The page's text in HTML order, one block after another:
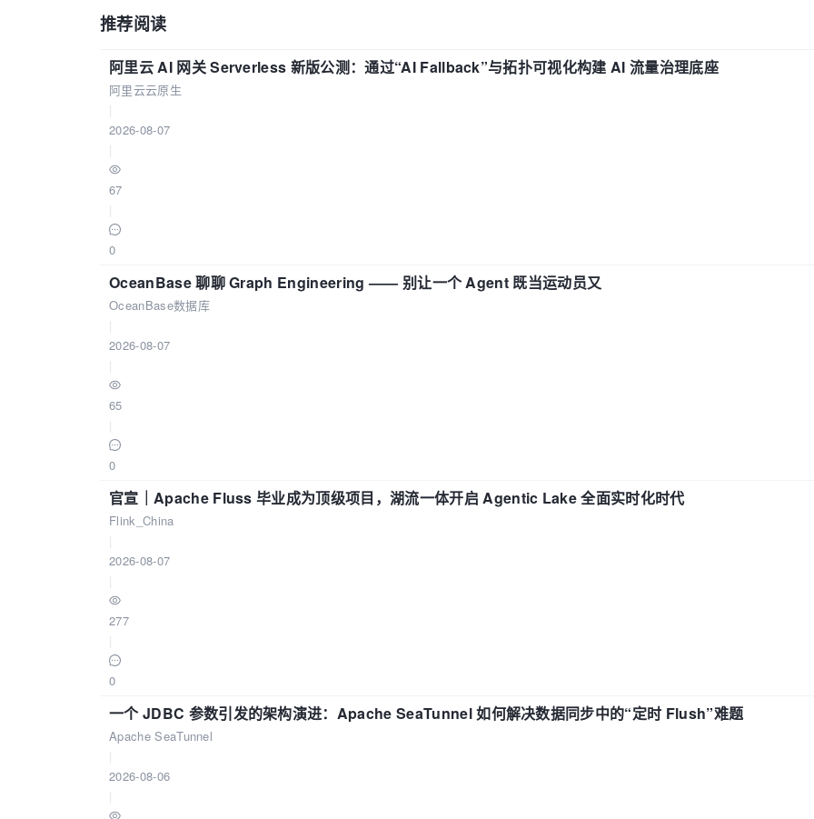
推荐阅读
阿里云 AI 网关 Serverless 新版公测：通过“AI Fallback”与拓扑可视化构建 AI 流量治理底座
阿里云云原生
2026-08-07
67
0
OceanBase 聊聊 Graph Engineering —— 别让一个 Agent 既当运动员又
OceanBase数据库
2026-08-07
65
0
官宣｜Apache Fluss 毕业成为顶级项目，湖流一体开启 Agentic Lake 全面实时化时代
Flink_China
2026-08-07
277
0
一个 JDBC 参数引发的架构演进：Apache SeaTunnel 如何解决数据同步中的“定时 Flush”难题
Apache SeaTunnel
2026-08-06